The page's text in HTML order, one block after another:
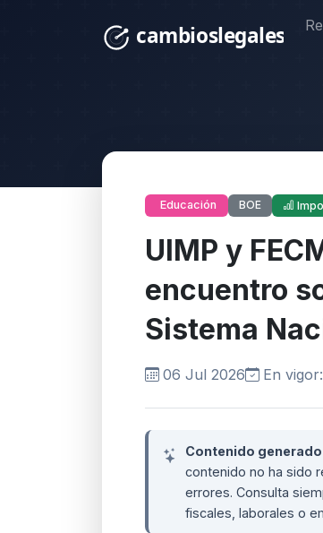
Educación BOE
UIMP y
encuentro
Sistema
06 Jul 2026 En
Contenido
contenido no ha sido
errores. Consulta
fiscales, laborales o